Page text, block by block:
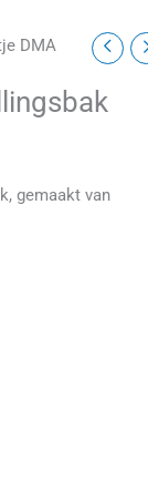
DMA
gemaakt van